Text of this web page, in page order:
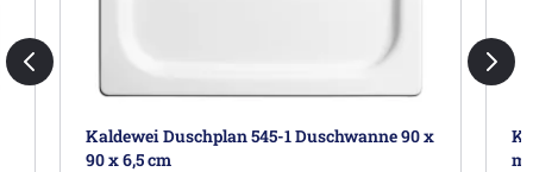
Kaldewei Duschplan 545-1 Duschwanne 90 x
90 x 6,5 cm